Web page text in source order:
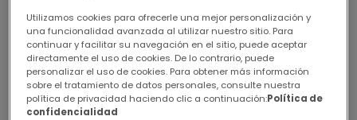
WEBINARS
RECURSOS
VADEMECUM
ONCOLOGÍA
MAMA
Utilizamos cookies para ofrecerle una mejor personalización y
una funcionalidad avanzada al utilizar nuestro sitio. Para
continuar y facilitar su navegación en el sitio, puede aceptar
directamente el uso de cookies. De lo contrario, puede
personalizar el uso de cookies. Para obtener más información
sobre el tratamiento de datos personales, consulte nuestra
política de privacidad haciendo clic a continuación:Política de
confidencialidad